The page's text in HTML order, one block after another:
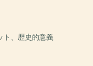
ト、歴史的意義